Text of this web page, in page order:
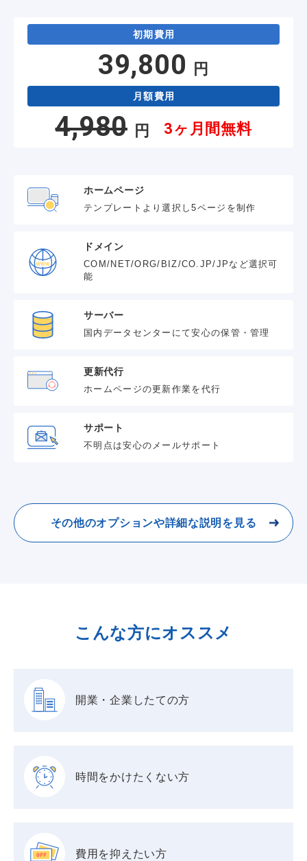
初期費用
39,800 円
月額費用
4,980 円 3ヶ月間無料
ホームページ
テンプレートより選択し5ページを制作
ドメイン
COM/NET/ORG/BIZ/CO.JP/JPなど選択可
能
サーバー
国内データセンターにて安心の保管・管理
更新代行
ホームページの更新作業を代行
サポート
不明点は安心のメールサポート
その他のオプションや詳細な説明を見る
こんな方にオススメ
開業・企業したての方
時間をかけたくない方
費用を抑えたい方